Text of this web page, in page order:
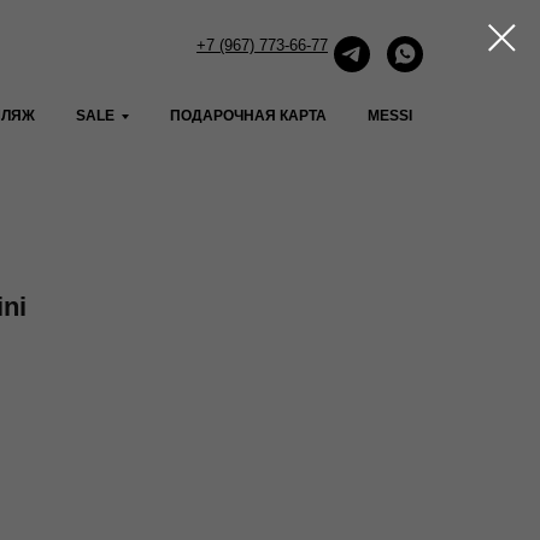
+7 (967) 773-66-77
SALE ПОДАРОЧНАЯ КАРТА MESSI